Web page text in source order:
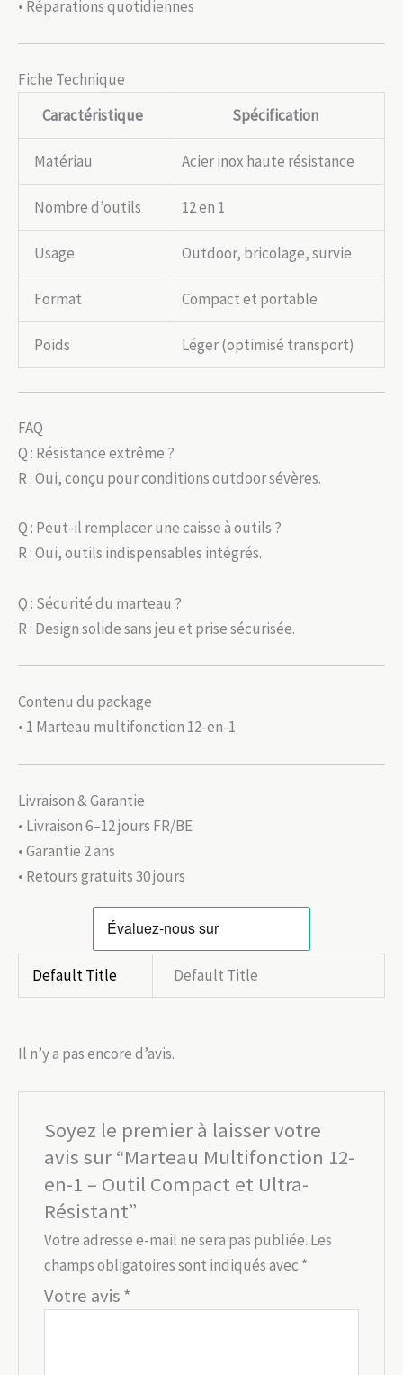
• Réparations quotidiennes
Fiche Technique
Caractéristique
Spécification
Matériau Acier inox haute résistance
Nombre d’outils 12 en 1
Usage Outdoor, bricolage, survie
Format Compact et portable
Poids Léger (optimisé transport)
FAQ
Q : Résistance extrême ?
R : Oui, conçu pour conditions outdoor sévères.
Q : Peut-il remplacer une caisse à outils ?
R : Oui, outils indispensables intégrés.
Q : Sécurité du marteau ?
R : Design solide sans jeu et prise sécurisée.
Contenu du package
• 1 Marteau multifonction 12-en-1
Livraison & Garantie
• Livraison 6–12 jours FR/BE
• Garantie 2 ans
• Retours gratuits 30 jours
Default Title Default Title
Il n’y a pas encore d’avis.
Soyez le premier à laisser votre
avis sur “Marteau Multifonction 12-
en-1 – Outil Compact et Ultra-
Résistant”
Votre adresse e-mail ne sera pas publiée. Les
champs obligatoires sont indiqués avec *
Votre avis*